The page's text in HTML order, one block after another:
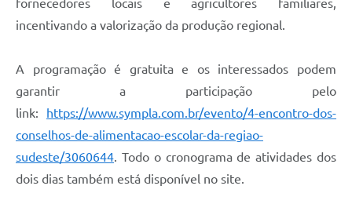
fornecedores locais e agricultores familiares,
incentivando a valorização da produção regional.
A programação é gratuita e os interessados podem
garantir a participação pelo
link: https://www.sympla.com.br/evento/4-encontro-dos-
conselhos-de-alimentacao-escolar-da-regiao-
sudeste/3060644. Todo o cronograma de atividades dos
dois dias também está disponível no site.